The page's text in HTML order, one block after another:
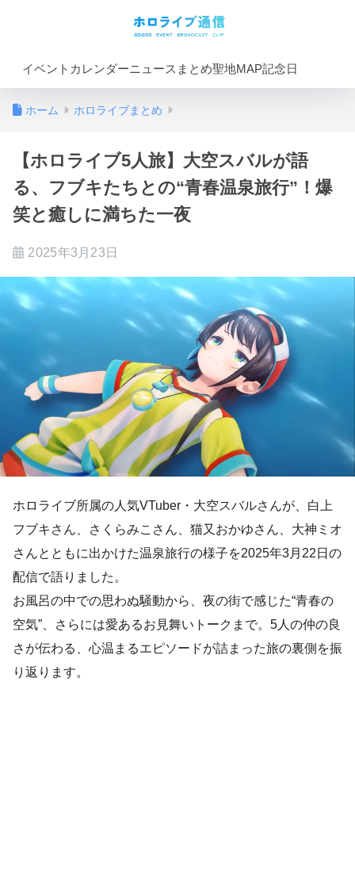
イベントカレンダーニュースまとめ聖地MAP記念日
ホーム ホロライブまとめ
【ホロライブ5人旅】大空スバルが語
る、フブキたちとの“青春温泉旅行”！爆
笑と癒しに満ちた一夜
2025年3月23日
ホロライブ所属の人気VTuber・大空スバルさんが、白上
フブキさん、さくらみこさん、猫又おかゆさん、大神ミオ
さんとともに出かけた温泉旅行の様子を2025年3月22日の
配信で語りました。
お風呂の中での思わぬ騒動から、夜の街で感じた“青春の
空気”、さらには愛あるお見舞いトークまで。5人の仲の良
さが伝わる、心温まるエピソードが詰まった旅の裏側を振
り返ります。